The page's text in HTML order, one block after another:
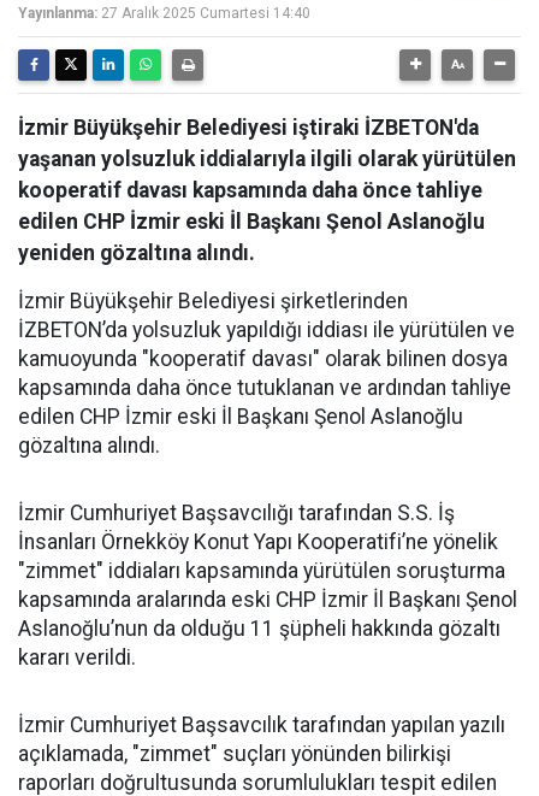
Yayınlanma: 27 Aralık 2025 Cumartesi 14:40
İzmir Büyükşehir Belediyesi iştiraki İZBETON'da
yaşanan yolsuzluk iddialarıyla ilgili olarak yürütülen
kooperatif davası kapsamında daha önce tahliye
edilen CHP İzmir eski İl Başkanı Şenol Aslanoğlu
yeniden gözaltına alındı.
İzmir Büyükşehir Belediyesi şirketlerinden
İZBETON’da yolsuzluk yapıldığı iddiası ile yürütülen ve
kamuoyunda "kooperatif davası" olarak bilinen dosya
kapsamında daha önce tutuklanan ve ardından tahliye
edilen CHP İzmir eski İl Başkanı Şenol Aslanoğlu
gözaltına alındı.
İzmir Cumhuriyet Başsavcılığı tarafından S.S. İş
İnsanları Örnekköy Konut Yapı Kooperatifi’ne yönelik
"zimmet" iddiaları kapsamında yürütülen soruşturma
kapsamında aralarında eski CHP İzmir İl Başkanı Şenol
Aslanoğlu’nun da olduğu 11 şüpheli hakkında gözaltı
kararı verildi.
İzmir Cumhuriyet Başsavcılık tarafından yapılan yazılı
açıklamada, "zimmet" suçları yönünden bilirkişi
raporları doğrultusunda sorumlulukları tespit edilen